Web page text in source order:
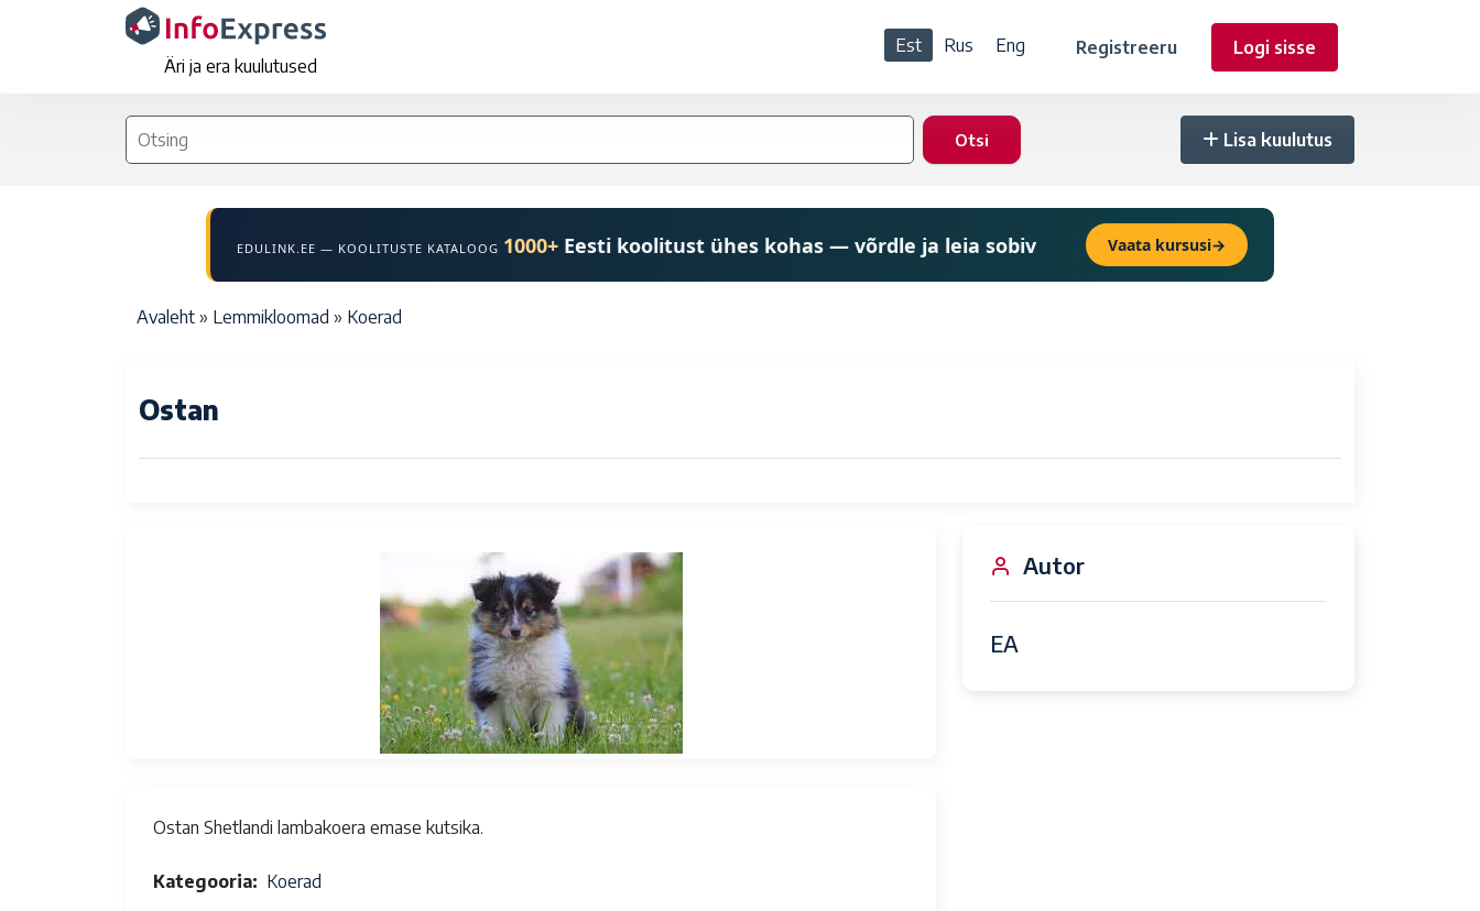
Liigu edasi põhisisu juurde
Äri ja era kuulutused
Est Rus Eng Registreeru Logi sisse
Lisa kuulutus
EDULINK.EE — KOOLITUSTE KATALOOG 1000+Eesti koolitust ühes kohas — võrdle ja leia sobiv Vaata kursusi→
Leivapuru
Avaleht Lemmikloomad Koerad
Ostan
Ostan Shetlandi lambakoera emase kutsika.
Kategooria Koerad
Autor
EA